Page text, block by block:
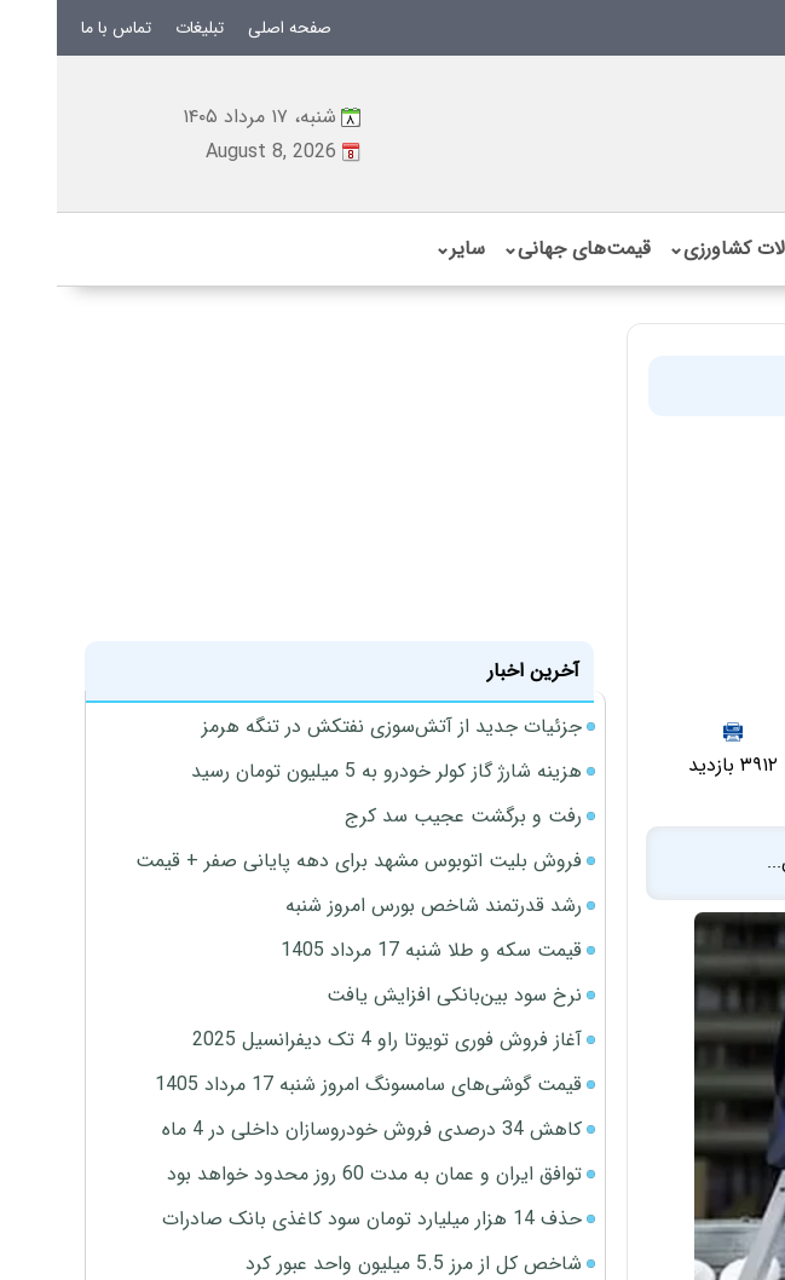
صفحه اصلی تبلیغات تماس با ما
شنبه، ۱۷ مرداد ۱۴۰۵
August 8, 2026
کشاورزی⌄ قیمت‌های جهانی⌄ سایر⌄
۳۹۱۲ بازدید
آخرین اخبار
جزئیات جدید از آتش‌سوزی نفتکش در تنگه هرمز
هزینه شارژ گاز کولر خودرو به 5 میلیون تومان رسید
رفت و برگشت عجیب سد کرج
فروش بلیت اتوبوس مشهد برای دهه پایانی صفر + قیمت
رشد قدرتمند شاخص بورس امروز شنبه
قیمت سکه و طلا شنبه 17 مرداد 1405
نرخ سود بین‌بانکی افزایش یافت
آغاز فروش فوری تویوتا راو 4 تک دیفرانسیل 2025
قیمت گوشی‌های سامسونگ امروز شنبه 17 مرداد 1405
کاهش 34 درصدی فروش خودروسازان داخلی در 4 ماه
توافق ایران و عمان به مدت 60 روز محدود خواهد بود
حذف 14 هزار میلیارد تومان سود کاغذی بانک صادرات
شاخص کل از مرز 5.5 میلیون واحد عبور کرد